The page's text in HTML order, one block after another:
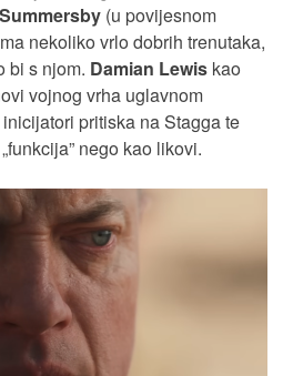
(u povijesnom
nekoliko vrlo dobrih trenutaka,
bi s njom. Damian Lewis kao
vojnog vrha uglavnom
pritiska na Stagga te
nego kao likovi.